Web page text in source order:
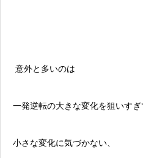
意外と多いのは
一発逆転の大きな変化を狙いすぎ
小さな変化に気づかない、